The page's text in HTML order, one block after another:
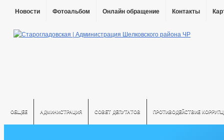
Новости Фотоальбом Онлайн обращение Контакты
ОБЩЕЕ АДМИНИСТРАЦИЯ СОВЕТ ДЕПУТАТОВ ПРОТИВОДЕЙСТВИЕ